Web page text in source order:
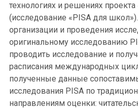
технологиях и решениях
(исследование «PISA для
организации и проведения
оригинальному исследованию
проводить исследование и
расписания международных
полученные данные
исследования PISA по
направлениям оценки: